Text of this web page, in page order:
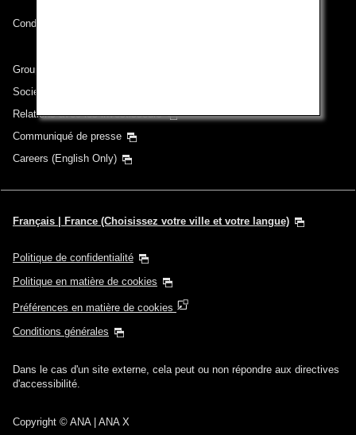
Conditions de transport
Groupe ANA
Sociétés du groupe
Relations avec les investisseurs
Communiqué de presse
Careers (English Only)
Français | France (Choisissez votre ville et votre langue)
Politique de confidentialité
Politique en matière de cookies
Préférences en matière de cookies
Conditions générales
Dans le cas d'un site externe, cela peut ou non répondre aux directives
d'accessibilité.
Copyright © ANA | ANA X